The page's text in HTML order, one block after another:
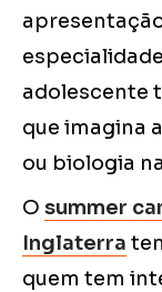
adolescente
que imagina
ou biologia
O summer
Inglaterra
quem tem